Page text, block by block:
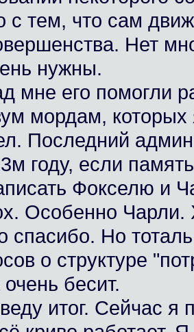
с тем, что сам
Нет
нужны.
мне его помогли
мордам, которых
Последний
году, если
Фокселю и
Особенно Чарли.
спасибо. Но
о структуре
бесит.
итог. Сейчас я